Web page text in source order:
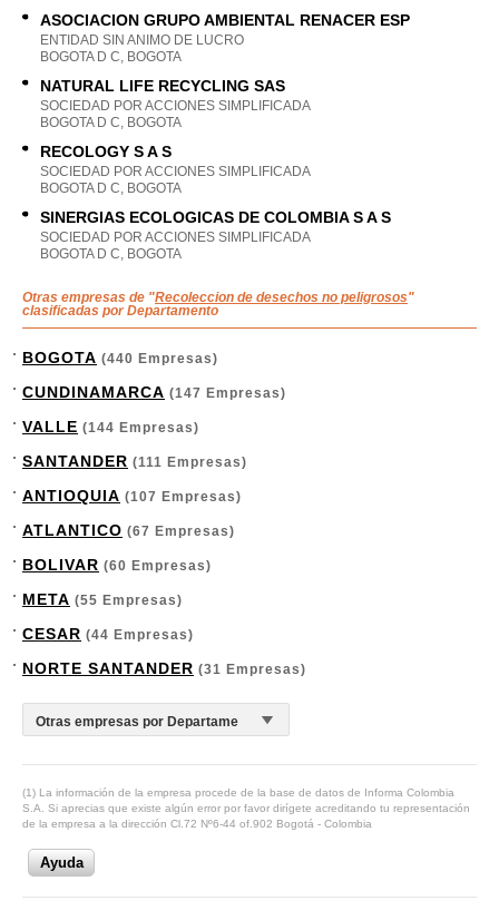
ASOCIACION GRUPO AMBIENTAL RENACER ESP
ENTIDAD SIN ANIMO DE LUCRO
BOGOTA D C, BOGOTA
NATURAL LIFE RECYCLING SAS
SOCIEDAD POR ACCIONES SIMPLIFICADA
BOGOTA D C, BOGOTA
RECOLOGY S A S
SOCIEDAD POR ACCIONES SIMPLIFICADA
BOGOTA D C, BOGOTA
SINERGIAS ECOLOGICAS DE COLOMBIA S A S
SOCIEDAD POR ACCIONES SIMPLIFICADA
BOGOTA D C, BOGOTA
Otras empresas de "Recoleccion de desechos no peligrosos"
clasificadas por Departamento
BOGOTA (440 Empresas)
CUNDINAMARCA (147 Empresas)
VALLE (144 Empresas)
SANTANDER (111 Empresas)
ANTIOQUIA (107 Empresas)
ATLANTICO (67 Empresas)
BOLIVAR (60 Empresas)
META (55 Empresas)
CESAR (44 Empresas)
NORTE SANTANDER (31 Empresas)
(1) La información de la empresa procede de la base de datos de Informa Colombia
S.A. Si aprecias que existe algún error por favor dirígete acreditando tu representación
de la empresa a la dirección Cl.72 Nº6-44 of.902 Bogotá - Colombia
Ayuda